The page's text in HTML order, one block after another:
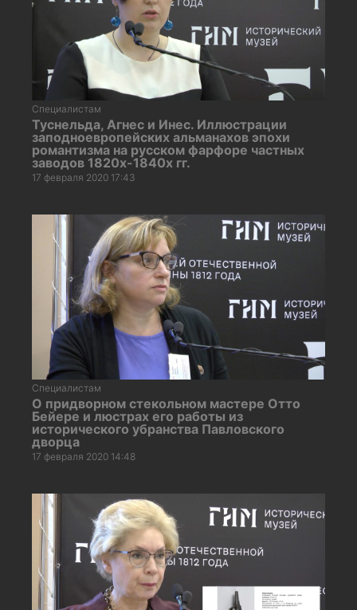
Специалистам
Туснельда, Агнес и Инес. Иллюстрации
заподноевропейских альманахов эпохи
романтизма на русском фарфоре частных
заводов 1820х-1840х гг.
17 февраля 2020 17:43
Специалистам
О придворном стекольном мастере Отто
Бейере и люстрах его работы из
исторического убранства Павловского
дворца
17 февраля 2020 14:48